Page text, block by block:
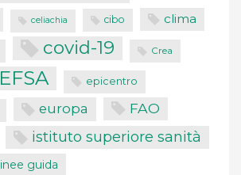
celiachia cibo clima
covid-19 Crea
EFSA epicentro
europa FAO
istituto superiore sanità
linee guida